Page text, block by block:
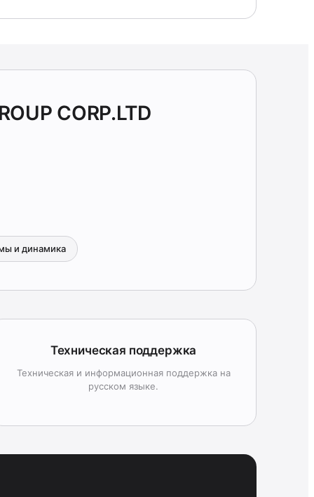
CORP.LTD
и динамика
Техническая поддержка
Техническая и информационная поддержка на
русском языке.